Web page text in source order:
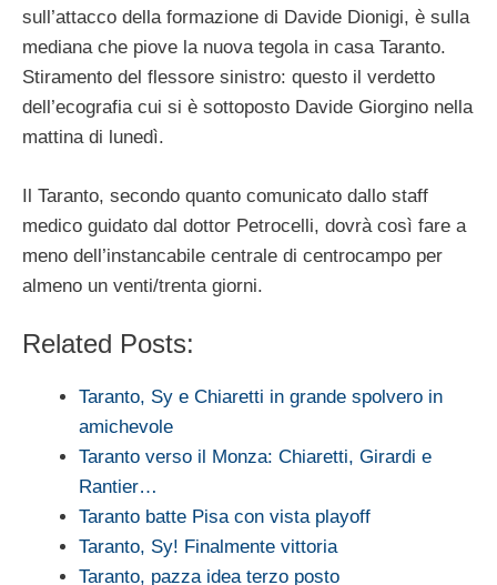
sull’attacco della formazione di Davide Dionigi, è sulla
mediana che piove la nuova tegola in casa Taranto.
Stiramento del flessore sinistro: questo il verdetto
dell’ecografia cui si è sottoposto Davide Giorgino nella
mattina di lunedì.
Il Taranto, secondo quanto comunicato dallo staff
medico guidato dal dottor Petrocelli, dovrà così fare a
meno dell’instancabile centrale di centrocampo per
almeno un venti/trenta giorni.
Related Posts:
Taranto, Sy e Chiaretti in grande spolvero in
amichevole
Taranto verso il Monza: Chiaretti, Girardi e
Rantier…
Taranto batte Pisa con vista playoff
Taranto, Sy! Finalmente vittoria
Taranto, pazza idea terzo posto